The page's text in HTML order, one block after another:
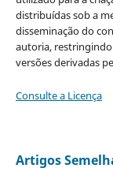
distribuídas sob a
disseminação do
autoria,
versões derivadas
Consulte a Licença
Artigos